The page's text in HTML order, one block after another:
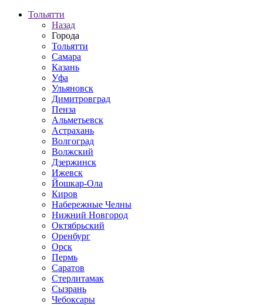
Тольятти
Назад
Города
Тольятти
Самара
Казань
Уфа
Ульяновск
Димитровград
Пенза
Альметьевск
Астрахань
Волгоград
Волжский
Дзержинск
Ижевск
Йошкар-Ола
Киров
Набережные Челны
Нижний Новгород
Октябрьский
Оренбург
Орск
Пермь
Саратов
Стерлитамак
Сызрань
Чебоксары